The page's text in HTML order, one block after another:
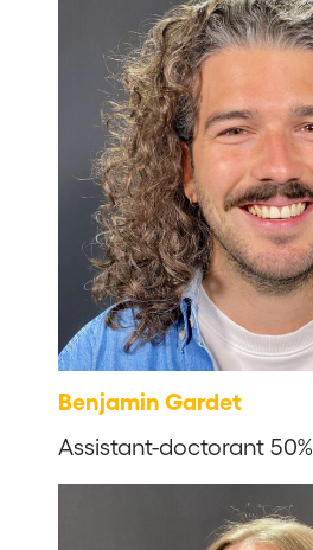
Benjamin Gardet
Assistant-doctorant 50%